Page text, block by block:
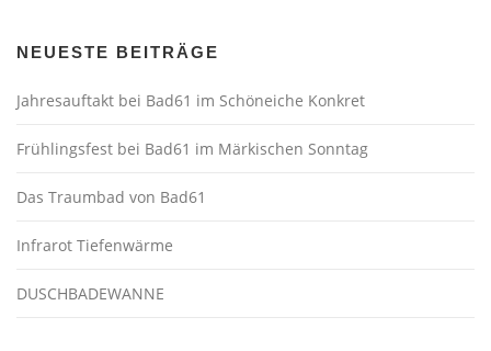
NEUESTE BEITRÄGE
Jahresauftakt bei Bad61 im Schöneiche Konkret
Frühlingsfest bei Bad61 im Märkischen Sonntag
Das Traumbad von Bad61
Infrarot Tiefenwärme
DUSCHBADEWANNE